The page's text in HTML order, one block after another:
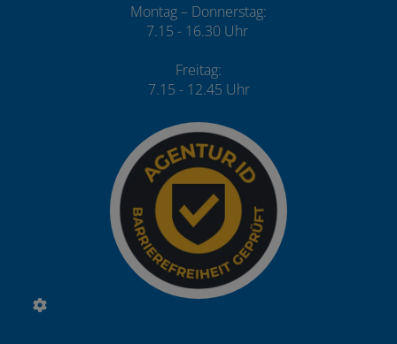
Montag – Donnerstag:
7.15 - 16.30 Uhr
Freitag:
7.15 - 12.45 Uhr